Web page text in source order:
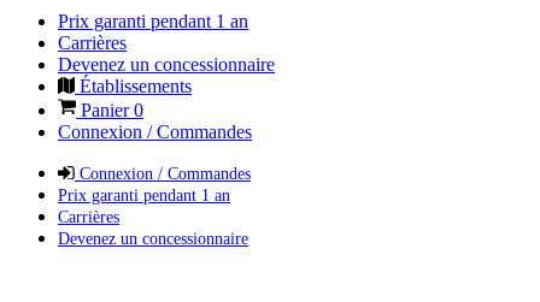
Prix garanti pendant 1 an
Carrières
Devenez un concessionnaire
Établissements
Panier0
Connexion / Commandes
Connexion / Commandes
Prix garanti pendant 1 an
Carrières
Devenez un concessionnaire